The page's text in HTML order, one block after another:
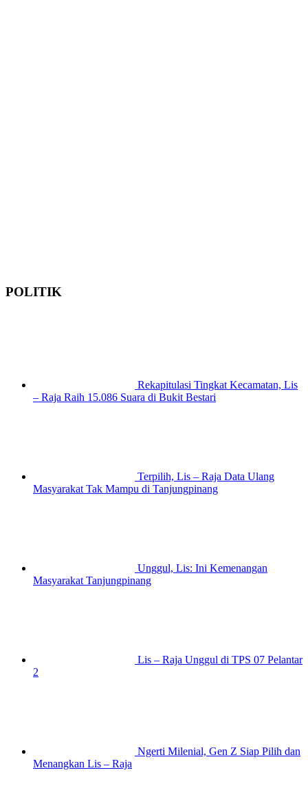
POLITIK
Rekapitulasi Tingkat Kecamatan, Lis
– Raja Raih 15.086 Suara di Bukit Bestari
Terpilih, Lis – Raja Data Ulang
Masyarakat Tak Mampu di Tanjungpinang
Unggul, Lis: Ini Kemenangan
Masyarakat Tanjungpinang
Lis – Raja Unggul di TPS 07 Pelantar
2
Ngerti Milenial, Gen Z Siap Pilih dan
Menangkan Lis – Raja